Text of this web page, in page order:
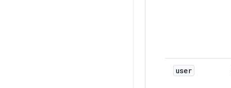
user